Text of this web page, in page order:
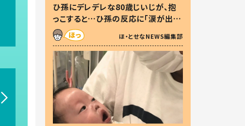
ひ孫にデレデレな80歳じいじが、抱
っこすると…ひ孫の反応に「涙が出ま
した」「可愛くて仕方ない」
ほ・とせなNEWS編集部